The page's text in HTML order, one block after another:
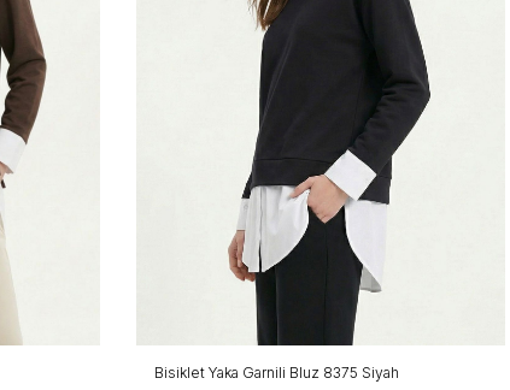
Bisiklet Yaka Garnili Bluz 8375 Siyah